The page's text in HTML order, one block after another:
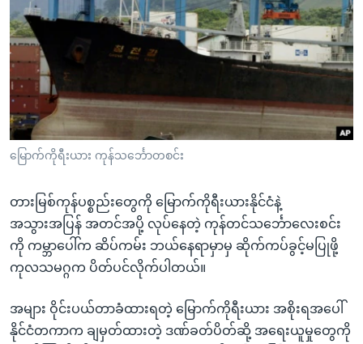
ညွန်း
စာမျက်နှာ
သို့
ကျော်
ကြည့်
ရန်
ရှာဖွေ
နေရာ
သို့
ကျော်
ရန်
သုတပဒေသာ အင်္ဂလိပ်စာ
Learning English
ဗွီအိုအေ လူမှုကွန်ယက်များ
ဘာသာစကားများ
မြောက်ကိုရီးယား ကုန်သင်္ဘောတစင်း
တားမြစ်ကုန်ပစ္စည်းတွေကို မြောက်ကိုရီးယားနိုင်ငံနဲ့
အသွားအပြန် အတင်အပို့ လုပ်နေတဲ့ ကုန်တင်သင်္ဘောလေးစင်း
ကို ကမ္ဘာပေါ်က ဆိပ်ကမ်း ဘယ်နေရာမှာမှ ဆိုက်ကပ်ခွင့်မပြုဖို့
ကုလသမဂ္ဂက ပိတ်ပင်လိုက်ပါတယ်။
အများ ဝိုင်းပယ်တာခံထားရတဲ့ မြောက်ကိုရီးယား အစိုးရအပေါ်
နိုင်ငံတကာက ချမှတ်ထားတဲ့ ဒဏ်ခတ်ပိတ်ဆို့ အရေးယူမှုတွေကို